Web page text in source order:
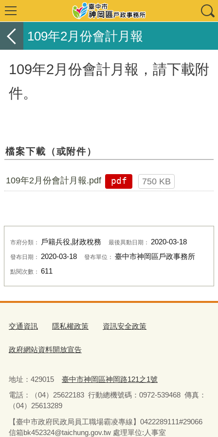
109年2月份會計月報
109年2月份會計月報，請下載附
件。
檔案下載（或附件）
109年2月份會計月報.pdf pdf 750 KB
市府分類： 戶籍兵役,財政稅務 最後異動日期： 2020-03-18
發布日期： 2020-03-18 發布單位： 臺中市神岡區戶政事務所
點閱次數： 611
交通資訊 隱私權政策 資訊安全政策
政府網站資料開放宣告
地址：429015
臺中市神岡區神岡路121之1號
電話：（04）25622183 行動總機號碼：0972-539468 傳真：
（04）25613289
【臺中市政府民政局員工職場霸凌專線】0422289111#29066
信箱bk452324@taichung.gov.tw 處理單位:人事室